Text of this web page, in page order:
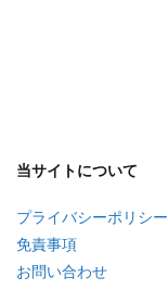
当サイトについて
プライバシーポリシー
免責事項
お問い合わせ